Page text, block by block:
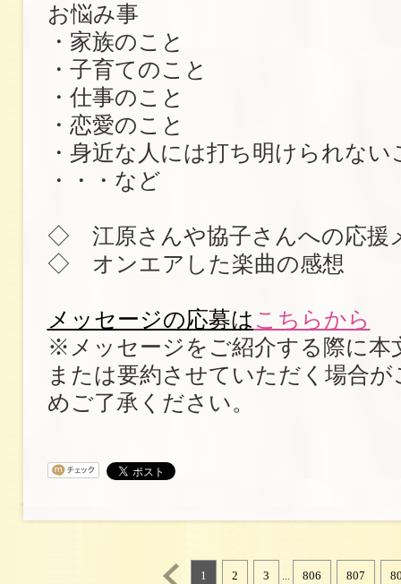
お悩み事
・家族のこと
・子育てのこと
・仕事のこと
・恋愛のこと
・身近な人には打ち明けられない
・・・など
◇ 江原さんや協子さんへの応援
◇ オンエアした楽曲の感想
メッセージの応募は こちらから
※メッセージをご紹介する際に本
または要約させていただく場合
めご了承ください。
1 2 3 ... 806 807